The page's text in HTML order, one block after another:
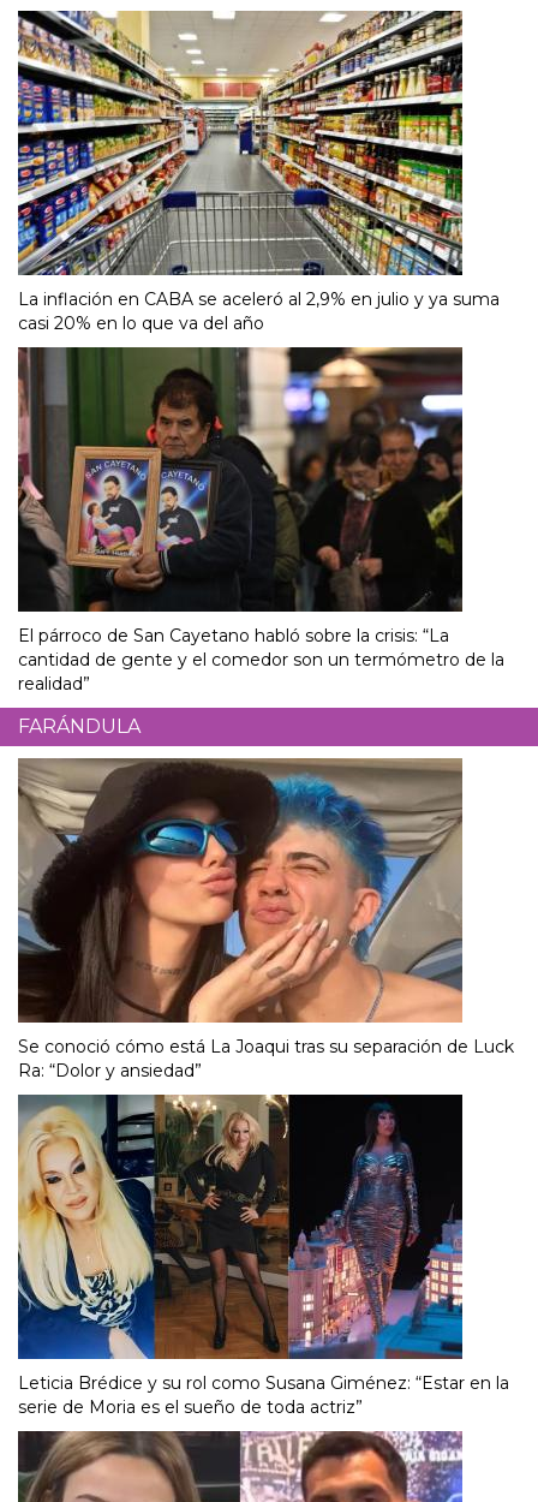
La inflación en CABA se aceleró al 2,9% en julio y ya suma
casi 20% en lo que va del año
El párroco de San Cayetano habló sobre la crisis: “La
cantidad de gente y el comedor son un termómetro de la
realidad”
FARÁNDULA
Se conoció cómo está La Joaqui tras su separación de Luck
Ra: “Dolor y ansiedad”
Leticia Brédice y su rol como Susana Giménez: “Estar en la
serie de Moria es el sueño de toda actriz”